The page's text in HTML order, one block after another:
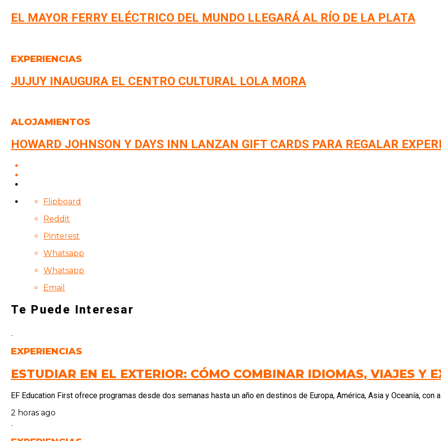
EL MAYOR FERRY ELÉCTRICO DEL MUNDO LLEGARÁ AL RÍO DE LA PLATA
EXPERIENCIAS
JUJUY INAUGURA EL CENTRO CULTURAL LOLA MORA
ALOJAMIENTOS
HOWARD JOHNSON Y DAYS INN LANZAN GIFT CARDS PARA REGALAR
Flipboard
Reddit
Pinterest
Whatsapp
Whatsapp
Email
Te Puede Interesar
EXPERIENCIAS
ESTUDIAR EN EL EXTERIOR: CÓMO COMBINAR IDIOMAS, VIAJES Y
EF Education First ofrece programas desde dos semanas hasta un año en destinos de Europa, América, Asia y Oceanía, con
2 horas ago